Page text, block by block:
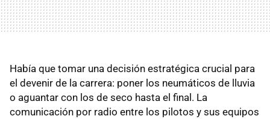
Había que tomar una decisión estratégica crucial para
el devenir de la carrera: poner los neumáticos de lluvia
o aguantar con los de seco hasta el final. La
comunicación por radio entre los pilotos y sus equipos